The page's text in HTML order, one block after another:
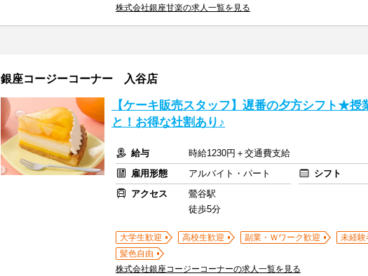
株式会社銀座甘楽の求人一覧を見る
銀座コージーコーナー 入谷店
【ケーキ販売スタッフ】遅番の夕方シフト★授
と！お得な社割あり♪
給与
時給1230円＋交通費支給
雇用形態
アルバイト・パート シフト
アクセス
鶯谷駅
徒歩5分
大学生歓迎 高校生歓迎 副業・Ｗワーク歓迎
未経験
髪色自由
株式会社銀座コージーコーナーの求人一覧を見る